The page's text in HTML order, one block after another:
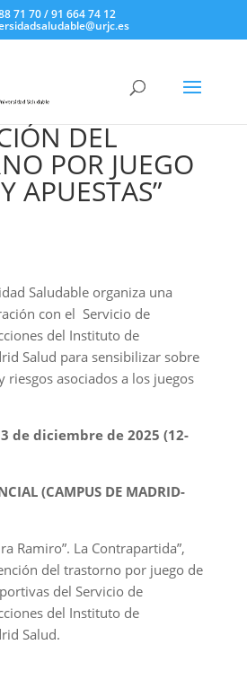
71 70 / 91 664 74 12
DEL
POR JUEGO
APUESTAS”
Saludable organiza una
con el Servicio de
del Instituto de
Salud para sensibilizar sobre
riesgos asociados a los juegos
3 de diciembre de 2025 (12-
(CAMPUS DE MADRID-
Ramiro”. La Contrapartida”,
del trastorno por juego de
del Servicio de
del Instituto de
Salud.